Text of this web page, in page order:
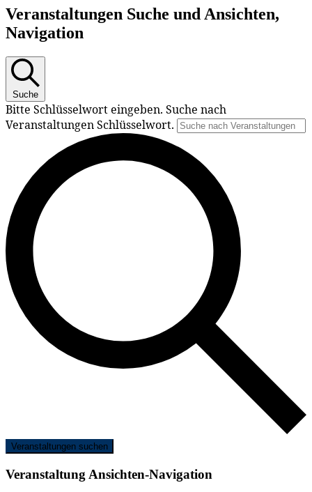
Veranstaltungen Suche und Ansichten,
Navigation
Suche
Bitte Schlüsselwort eingeben. Suche nach
Veranstaltungen Schlüsselwort.
Veranstaltungen suchen
Veranstaltung Ansichten-Navigation